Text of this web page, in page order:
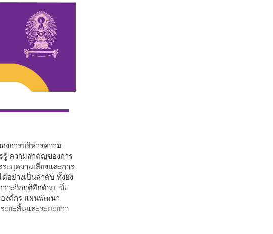
การบริหารความ
รู้ ความสำคัญของการ
ะบุความเสี่ยงและการ
ด้อย่างเป็นลำดับ ทั้งยัง
าวะวิกฤติอีกด้วย ซึ่ง
องค์กร แผนพัฒนา
ะยะสั้นและระยะยาว